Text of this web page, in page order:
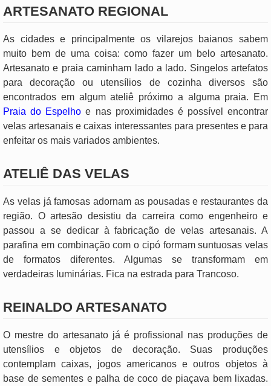
ARTESANATO REGIONAL
As cidades e principalmente os vilarejos baianos sabem
muito bem de uma coisa: como fazer um belo artesanato.
Artesanato e praia caminham lado a lado. Singelos artefatos
para decoração ou utensílios de cozinha diversos são
encontrados em algum ateliê próximo a alguma praia. Em
Praia do Espelho e nas proximidades é possível encontrar
velas artesanais e caixas interessantes para presentes e para
enfeitar os mais variados ambientes.
ATELIÊ DAS VELAS
As velas já famosas adornam as pousadas e restaurantes da
região. O artesão desistiu da carreira como engenheiro e
passou a se dedicar à fabricação de velas artesanais. A
parafina em combinação com o cipó formam suntuosas velas
de formatos diferentes. Algumas se transformam em
verdadeiras luminárias. Fica na estrada para Trancoso.
REINALDO ARTESANATO
O mestre do artesanato já é profissional nas produções de
utensílios e objetos de decoração. Suas produções
contemplam caixas, jogos americanos e outros objetos à
base de sementes e palha de coco de piaçava bem lixadas.